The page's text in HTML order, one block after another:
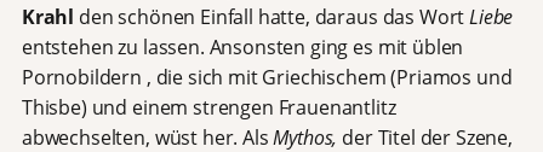
Krahl den schönen Einfall hatte, daraus das WortLiebe
entstehen zu lassen. Ansonsten ging es mit üblen
Pornobildern , die sich mit Griechischem (Priamos und
Thisbe) und einem strengen Frauenantlitz
abwechselten, wüst her. AlsMythos, der Titel der Szene,